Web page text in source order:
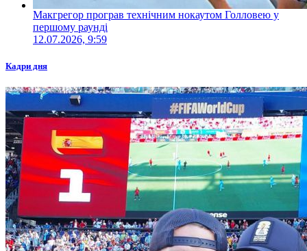
Макгрегор програв технічним нокаутом Голловею у
першому раунді
12.07.2026, 9:59
Кадри дня